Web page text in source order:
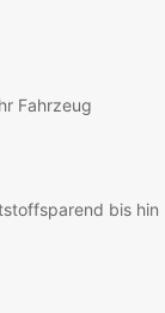
Fahrzeug
bis hin